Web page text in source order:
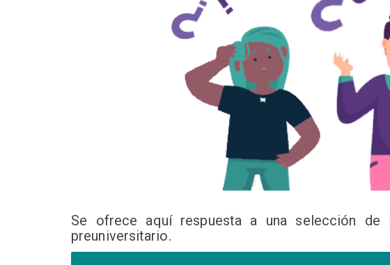
Se ofrece aquí respuesta a una selección de
preuniversitario.